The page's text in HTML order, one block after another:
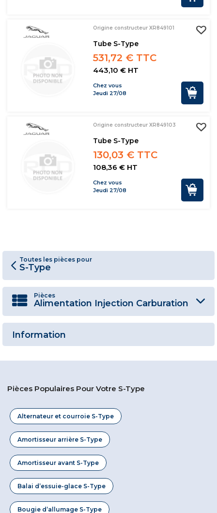
Origine constructeur XR849101
Tube S-Type
531,72 € TTC
443,10 € HT
Chez vous
Jeudi 27/08
Origine constructeur XR849103
Tube S-Type
130,03 € TTC
108,36 € HT
Chez vous
Jeudi 27/08
Toutes les pièces pour
S-Type
Pièces
Alimentation Injection Carburation
Information
Pièces Populaires Pour Votre S-Type
Alternateur et courroie S-Type
Amortisseur arrière S-Type
Amortisseur avant S-Type
Balai d’essuie-glace S-Type
Bougie d’allumage S-Type